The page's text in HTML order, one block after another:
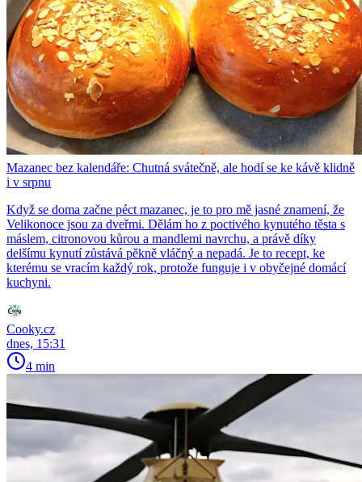
Mazanec bez kalendáře: Chutná svátečně, ale hodí se ke kávě klidně
i v srpnu
Když se doma začne péct mazanec, je to pro mě jasné znamení, že
Velikonoce jsou za dveřmi. Dělám ho z poctivého kynutého těsta s
máslem, citronovou kůrou a mandlemi navrchu, a právě díky
delšímu kynutí zůstává pěkně vláčný a nepadá. Je to recept, ke
kterému se vracím každý rok, protože funguje i v obyčejné domácí
kuchyni.
Cooky.cz
dnes, 15:31
4 min